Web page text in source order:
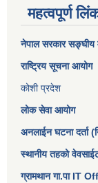
महत्वपूर्ण
नेपाल सरकारसङ्घीय
राष्ट्रिय सूचना आयोग
कोशी प्रदेश
लोक सेवा आयोग
अनलाईन घटना दर्ता
स्थानीय तहको
ग्रामथान गा.पा IT